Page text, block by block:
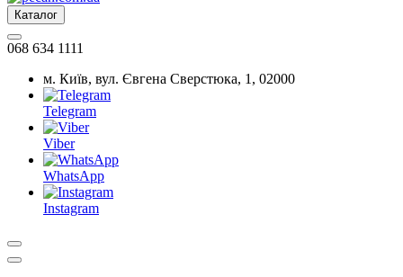
Каталог
068 634 1111
м. Київ, вул. Євгена Сверстюка, 1, 02000
Telegram
Viber
WhatsApp
Instagram